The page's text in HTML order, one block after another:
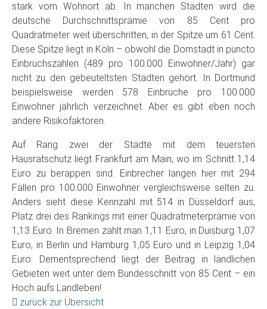
stark vom Wohnort ab. In manchen Städten wird die
deutsche Durchschnittsprämie von 85 Cent pro
Quadratmeter weit überschritten, in der Spitze um 61 Cent.
Diese Spitze liegt in Köln – obwohl die Domstadt in puncto
Einbruchszahlen (489 pro 100.000 Einwohner/Jahr) gar
nicht zu den gebeuteltsten Städten gehört. In Dortmund
beispielsweise werden 578 Einbrüche pro 100.000
Einwohner jährlich verzeichnet. Aber es gibt eben noch
andere Risikofaktoren.
Auf Rang zwei der Städte mit dem teuersten
Hausratschutz liegt Frankfurt am Main, wo im Schnitt 1,14
Euro zu berappen sind. Einbrecher langen hier mit 294
Fällen pro 100.000 Einwohner vergleichsweise selten zu.
Anders sieht diese Kennzahl mit 514 in Düsseldorf aus,
Platz drei des Rankings mit einer Quadratmeterprämie von
1,13 Euro. In Bremen zahlt man 1,11 Euro, in Duisburg 1,07
Euro, in Berlin und Hamburg 1,05 Euro und in Leipzig 1,04
Euro. Dementsprechend liegt der Beitrag in ländlichen
Gebieten weit unter dem Bundesschnitt von 85 Cent – ein
Hoch aufs Landleben!
zurück zur Übersicht